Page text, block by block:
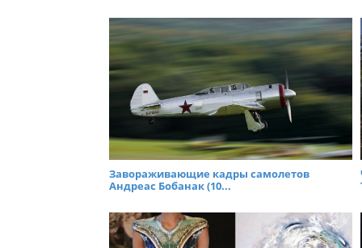
Завораживающие кадры самолетов
Андреас Бобанак (10...